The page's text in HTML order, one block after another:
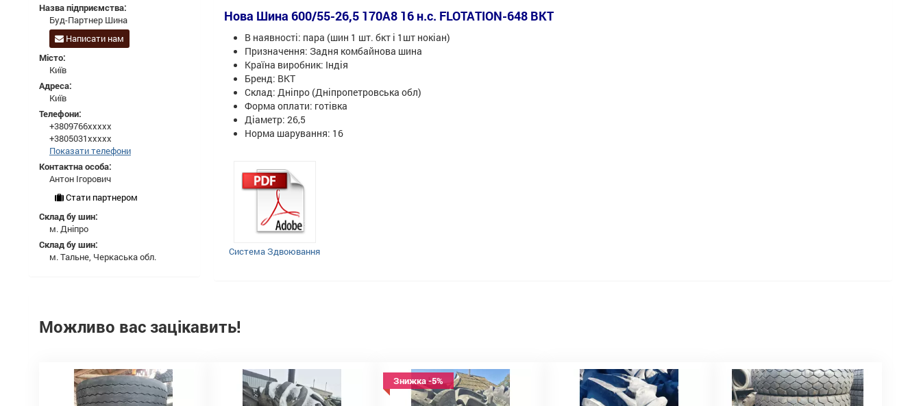
Нова Шина 600/55-26,5 170A8 16 н.с. FLOTATION-648 BKT
В наявності: пара (шин 1 шт. бкт і 1шт нокіан)
Призначення: Задня комбайнова шина
Країна виробник: Індія
Бренд: ВКТ
Склад: Дніпро (Дніпропетровська обл)
Форма оплати: готівка
Діаметр: 26,5
Норма шарування: 16
Система Здвоювання
Назва підприємства:
Буд-Партнер Шина
Написати нам
Місто:
Київ
Адреса:
Київ
Телефони:
+3809766xxxxx
+3805031xxxxx
Показати телефони
Контактна особа:
Антон Ігорович
Стати партнером
Склад бу шин:
м. Дніпро
Склад бу шин:
м. Тальне, Черкаська обл.
Можливо вас зацікавить!
Знижка -5%